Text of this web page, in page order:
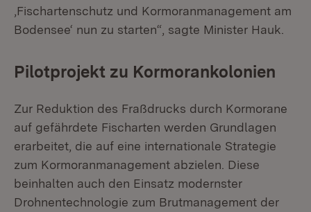
‚Fischartenschutz und Kormoranmanagement am
Bodensee‘ nun zu starten“, sagte Minister Hauk.
Pilotprojekt zu Kormorankolonien
Zur Reduktion des Fraßdrucks durch Kormorane
auf gefährdete Fischarten werden Grundlagen
erarbeitet, die auf eine internationale Strategie
zum Kormoranmanagement abzielen. Diese
beinhalten auch den Einsatz modernster
Drohnentechnologie zum Brutmanagement der